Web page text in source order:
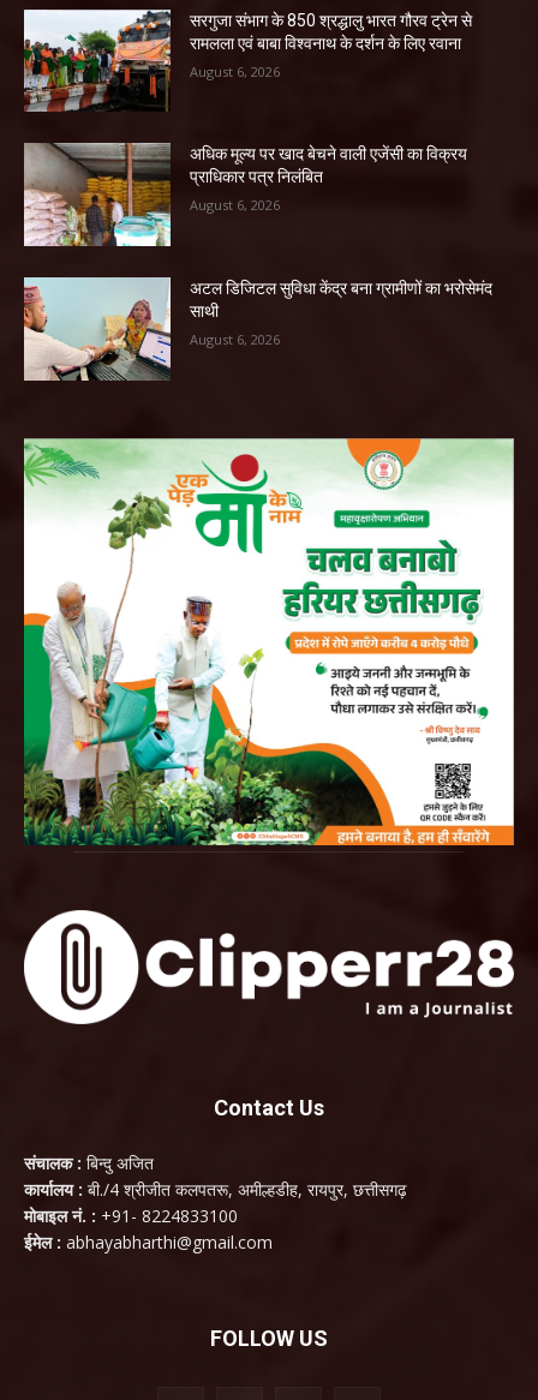
सरगुजा संभाग के 850 श्रद्धालु भारत गौरव ट्रेन से
रामलला एवं बाबा विश्वनाथ के दर्शन के लिए रवाना
August 6, 2026
अधिक मूल्य पर खाद बेचने वाली एजेंसी का विक्रय
प्राधिकार पत्र निलंबित
August 6, 2026
अटल डिजिटल सुविधा केंद्र बना ग्रामीणों का भरोसेमंद
साथी
August 6, 2026
Contact Us
संचालक : बिन्दु अजित
कार्यालय : बी./4 श्रीजीत कलपतरू, अमील्हडीह, रायपुर, छत्तीसगढ़
मोबाइल नं. : +91- 8224833100
ईमेल : abhayabharthi@gmail.com
FOLLOW US